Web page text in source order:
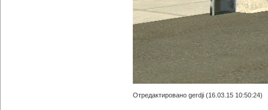
Отредактировано gerdji (16.03.15 10:50:24)